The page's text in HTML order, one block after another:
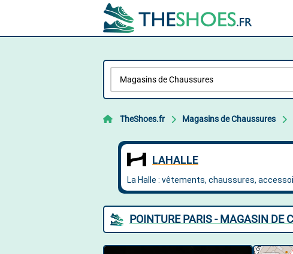
TheShoes.fr Magasins de Chaussures
POINTURE PARIS - MAGASIN DE